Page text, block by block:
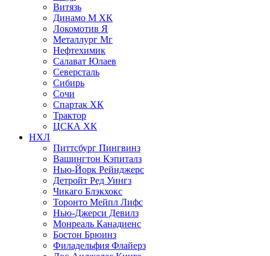
Витязь
Динамо М ХК
Локомотив Я
Металлург Мг
Нефтехимик
Салават Юлаев
Северсталь
Сибирь
Сочи
Спартак ХК
Трактор
ЦСКА ХК
НХЛ
Питтсбург Пингвинз
Вашингтон Кэпиталз
Нью-Йорк Рейнджерс
Детройт Ред Уингз
Чикаго Блэкхокс
Торонто Мейпл Лифс
Нью-Джерси Девилз
Монреаль Канадиенс
Бостон Брюинз
Филадельфия Флайерз